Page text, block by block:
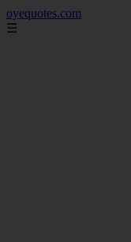
oyequotes.com
☰